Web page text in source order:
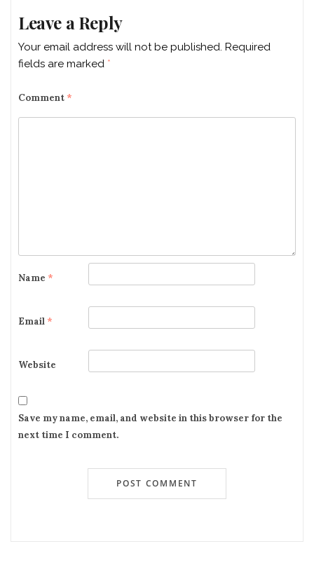
Leave a Reply
Your email address will not be published. Required
fields are marked *
Comment *
Name *
Email *
Website
Save my name, email, and website in this browser for the
next time I comment.